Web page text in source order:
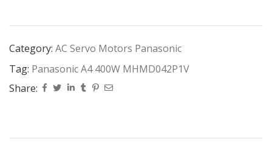
Category: AC Servo Motors Panasonic
Tag: Panasonic A4 400W MHMD042P1V
Share: